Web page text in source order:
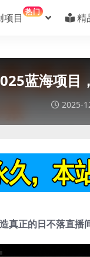
项目 热门 精
蓝海项目
2025-
真正的日不落直播